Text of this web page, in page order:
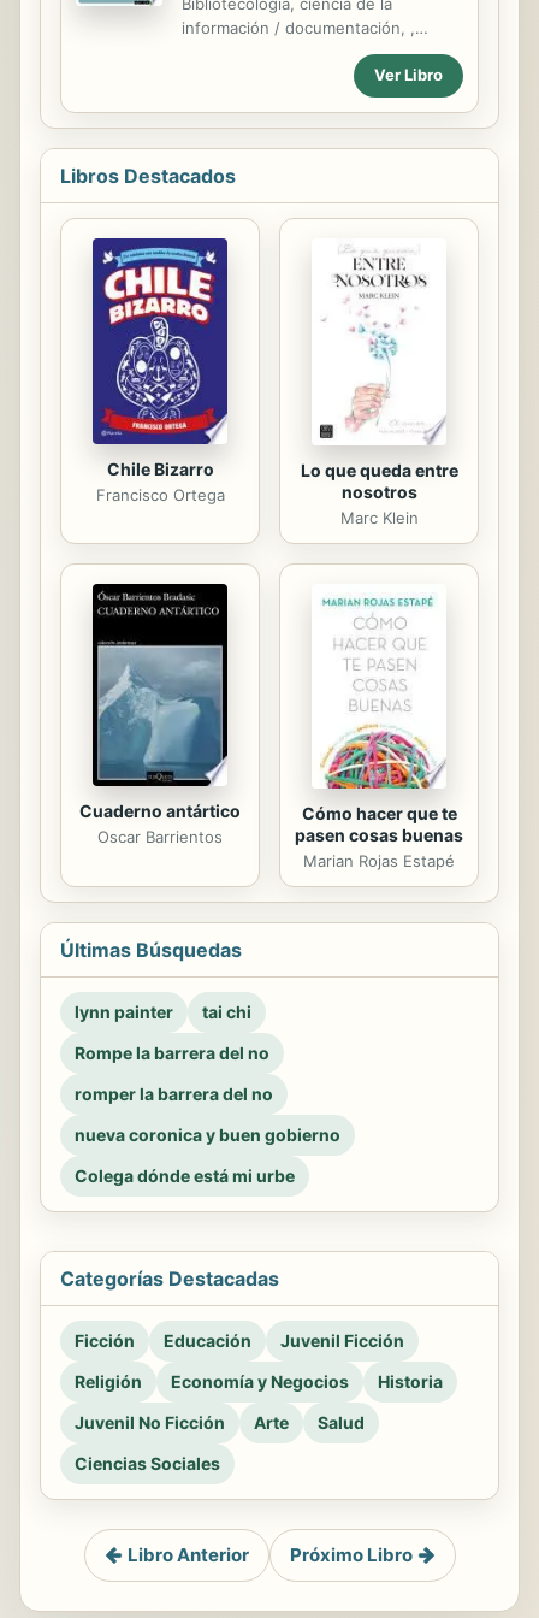
nosotros deberíamos dominar,
aunque sea de manera mínima, para
información / documentación, ,
Idioma: Español, Resumen: El
presente ensayo académico aborda
conceptos que permiten comprender
a las bibliotecas del presente y del
futuro, desde su arista conceptual
se trata el tema de las bibliotecas
sus funciones y la atención que le
deben a los más diversos sectores
poblacionales. Se hace alusión a las
temáticas directa o indirectamente
vinculadas con el Estudio de
Necesidades informativas y la
expresión de este estudio en
términos de requisitos ...
Ver Libro
Libros Destacados
Chile Bizarro
Francisco Ortega
Lo que queda entre
nosotros
Marc Klein
Cuaderno antártico
Oscar Barrientos
Cómo hacer que te
pasen cosas buenas
Marian Rojas Estapé
Últimas Búsquedas
lynn painter
tai chi
Rompe la barrera del no
romper la barrera del no
nueva coronica y buen gobierno
Colega dónde está mi urbe
Categorías Destacadas
Ficción Educación
Juvenil Ficción
Religión
Economía y Negocios
Historia
Juvenil No Ficción
Arte
Salud
Ciencias Sociales
Libro Anterior Próximo Libro